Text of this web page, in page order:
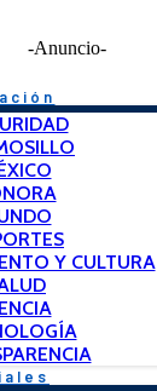
-Anuncio-
Y CULTURA